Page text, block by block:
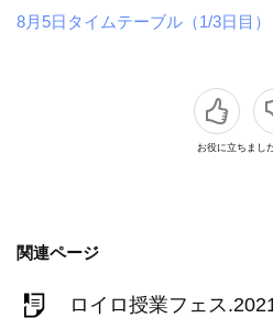
8月5日タイムテーブル（1/3日目）
お役に立ちまし
関連ページ
ロイロ授業フェス